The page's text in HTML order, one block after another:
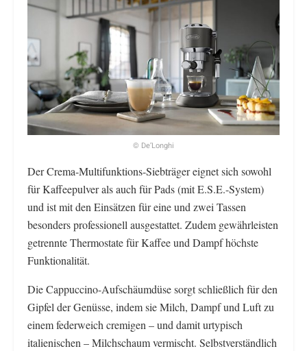
© De’Longhi
Der Crema-Multifunktions-Siebträger eignet sich sowohl
für Kaffeepulver als auch für Pads (mit E.S.E.-System)
und ist mit den Einsätzen für eine und zwei Tassen
besonders professionell ausgestattet. Zudem gewährleisten
getrennte Thermostate für Kaffee und Dampf höchste
Funktionalität.
Die Cappuccino-Aufschäumdüse sorgt schließlich für den
Gipfel der Genüsse, indem sie Milch, Dampf und Luft zu
einem federweich cremigen – und damit urtypisch
italienischen – Milchschaum vermischt. Selbstverständlich